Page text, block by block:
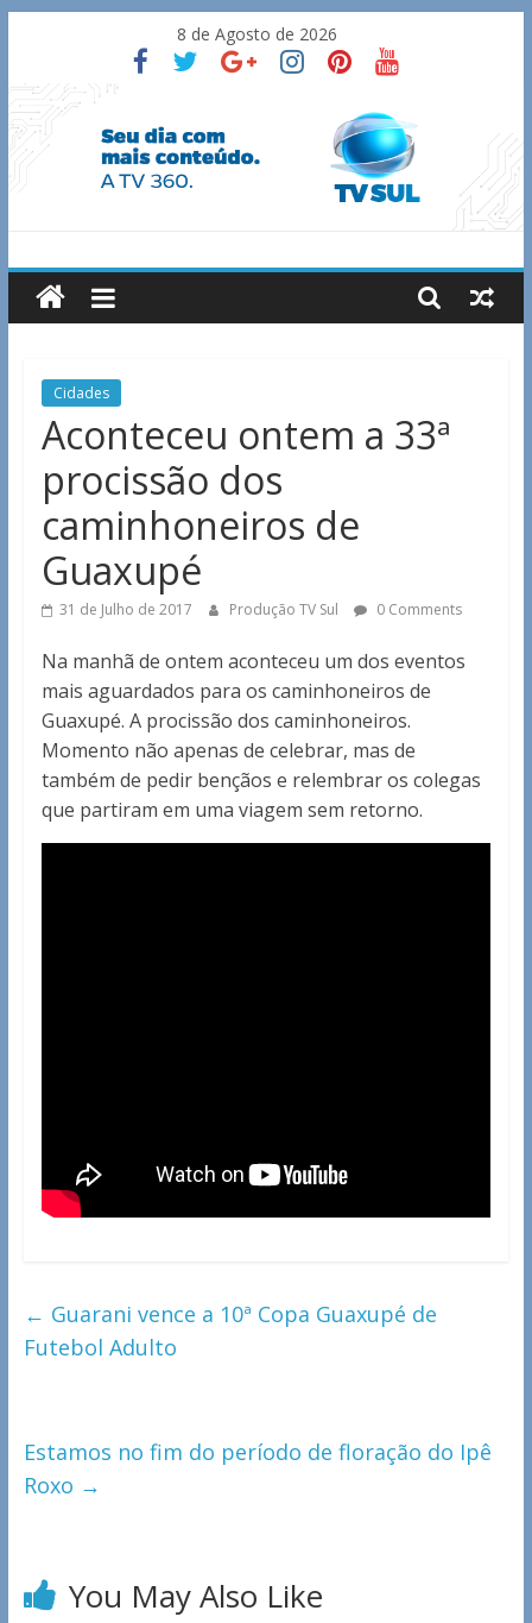
content
8 de Agosto de 2026
TV
Sul
Notícias
Guaxupé
região.
Cidades
Aconteceu ontem a 33ª
procissão dos
caminhoneiros de
Guaxupé
31 de Julho de 2017 Produção TV Sul 0 Comments
Na manhã de ontem aconteceu um dos eventos
mais aguardados para os caminhoneiros de
Guaxupé. A procissão dos caminhoneiros.
Momento não apenas de celebrar, mas de
também de pedir bençãos e relembrar os colegas
que partiram em uma viagem sem retorno.
← Guarani vence a 10ª Copa Guaxupé de
Futebol Adulto
Estamos no fim do período de floração do Ipê
Roxo →
You May Also Like